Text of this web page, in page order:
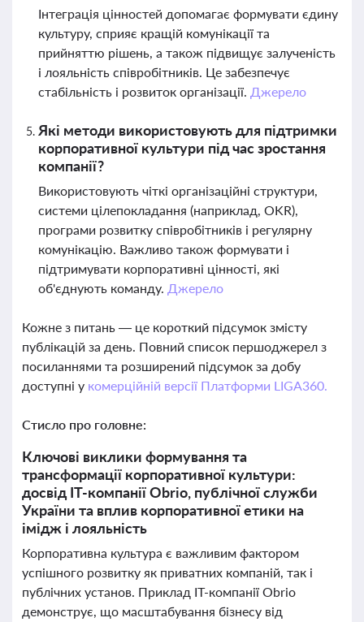
Інтеграція цінностей допомагає формувати єдину
культуру, сприяє кращій комунікації та
прийняттю рішень, а також підвищує залученість
і лояльність співробітників. Це забезпечує
стабільність і розвиток організації. Джерело
Які методи використовують для підтримки
корпоративної культури під час зростання
компанії?
Використовують чіткі організаційні структури,
системи цілепокладання (наприклад, OKR),
програми розвитку співробітників і регулярну
комунікацію. Важливо також формувати і
підтримувати корпоративні цінності, які
об'єднують команду. Джерело
Кожне з питань — це короткий підсумок змісту
публікацій за день. Повний список першоджерел з
посиланнями та розширений підсумок за добу
доступні у комерційній версії Платформи LIGA360.
Стисло про головне:
Ключові виклики формування та
трансформації корпоративної культури:
досвід IT-компанії Obrio, публічної служби
України та вплив корпоративної етики на
імідж і лояльність
Корпоративна культура є важливим фактором
успішного розвитку як приватних компаній, так і
публічних установ. Приклад IT-компанії Obrio
демонструє, що масштабування бізнесу від